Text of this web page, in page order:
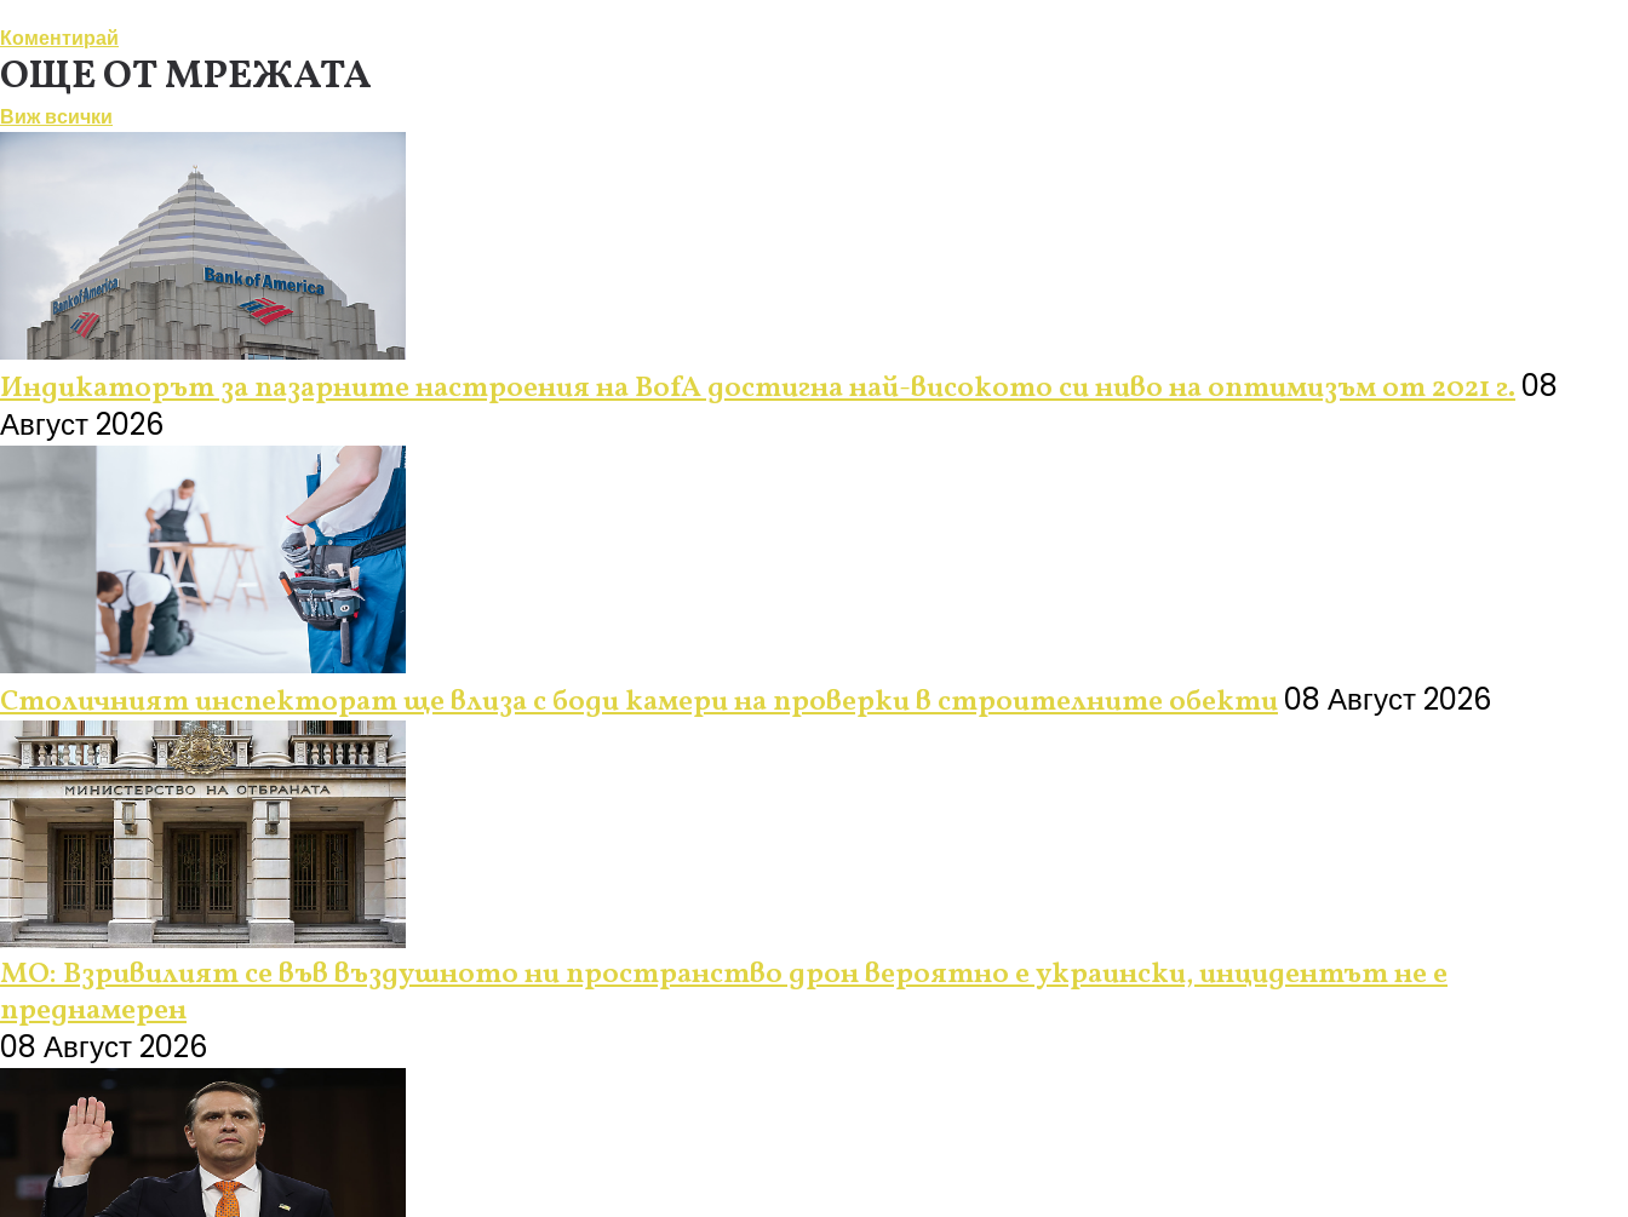
Коментирай
ОЩЕ ОТ МРЕЖАТА
Виж всички
Индикаторът за пазарните настроения на BofA достигна най-високото си ниво на оптимизъм от 2021 г.08
Август 2026
Столичният инспекторат ще влиза с боди камери на проверки в строителните обекти08 Август 2026
МО: Взривилият се във въздушното ни пространство дрон вероятно е украински, инцидентът не е
преднамерен
08 Август 2026